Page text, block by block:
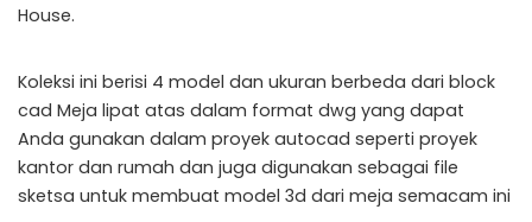
House.
Koleksi ini berisi 4 model dan ukuran berbeda dari block
cad Meja lipat atas dalam format dwg yang dapat
Anda gunakan dalam proyek autocad seperti proyek
kantor dan rumah dan juga digunakan sebagai file
sketsa untuk membuat model 3d dari meja semacam ini